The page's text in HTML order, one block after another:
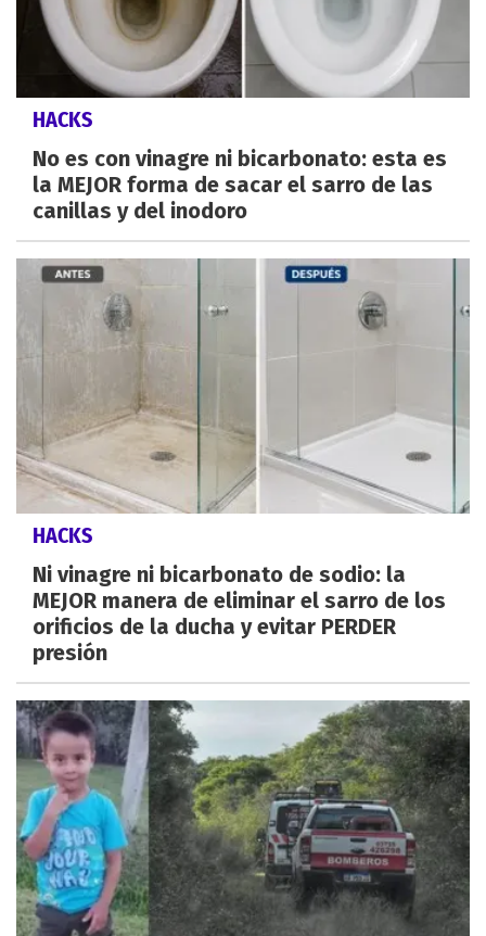
HACKS
No es con vinagre ni bicarbonato: esta es
la MEJOR forma de sacar el sarro de las
canillas y del inodoro
HACKS
Ni vinagre ni bicarbonato de sodio: la
MEJOR manera de eliminar el sarro de los
orificios de la ducha y evitar PERDER
presión